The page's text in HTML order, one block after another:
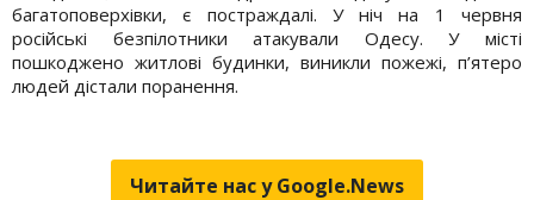
багатоповерхівки, є постраждалі. У ніч на 1 червня
російські безпілотники атакували Одесу. У місті
пошкоджено житлові будинки, виникли пожежі, п’ятеро
людей дістали поранення.
Читайте нас у Google.News